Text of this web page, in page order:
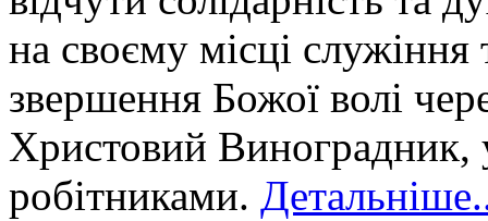
на своєму місці служіння
звершення Божої волі
Христовий Виноградник,
робітниками.